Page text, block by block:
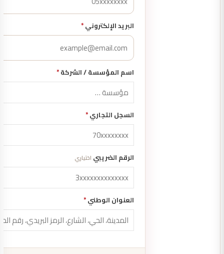
البريد الإلكتروني*
اسم المؤسسة / الشركة*
السجل التجاري*
الرقم الضريبي اختياري
العنوان الوطني*